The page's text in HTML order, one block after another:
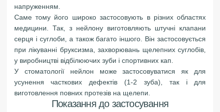
напруженням.
Саме тому його широко застосовують в різних областях
медицини. Так, з нейлону виготовляють штучні клапани
серця і суглоби, а також багато іншого. Він застосовується
при лікуванні бруксизма, захворювань щелепних суглобів,
у виробництві відбілюючих зуби і спортивних кап.
У стоматології нейлон може застосовуватися як для
усунення часткових дефектів (1-2 зуба), так і для
виготовлення повних протезів на щелепи.
Показання до застосування